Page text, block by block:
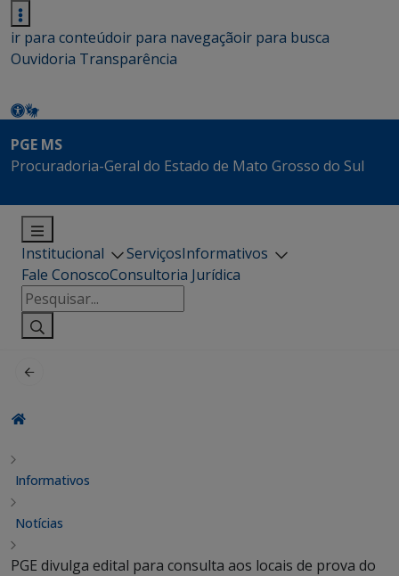
ir para conteúdoir para navegaçãoir para busca
Ouvidoria Transparência
PGE MS
Procuradoria-Geral do Estado de Mato Grosso do Sul
Institucional ServiçosInformativos
Fale ConoscoConsultoria Jurídica
Pesquisar
por:
Informativos
Notícias
PGE divulga edital para consulta aos locais de prova do